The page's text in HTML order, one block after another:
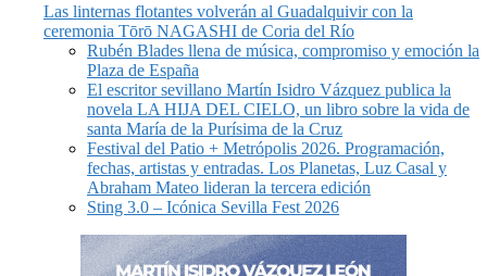
Las linternas flotantes volverán al Guadalquivir con la
ceremonia Tōrō NAGASHI de Coria del Río
Rubén Blades llena de música, compromiso y emoción la
Plaza de España
El escritor sevillano Martín Isidro Vázquez publica la
novela LA HIJA DEL CIELO, un libro sobre la vida de
santa María de la Purísima de la Cruz
Festival del Patio + Metrópolis 2026. Programación,
fechas, artistas y entradas. Los Planetas, Luz Casal y
Abraham Mateo lideran la tercera edición
Sting 3.0 – Icónica Sevilla Fest 2026